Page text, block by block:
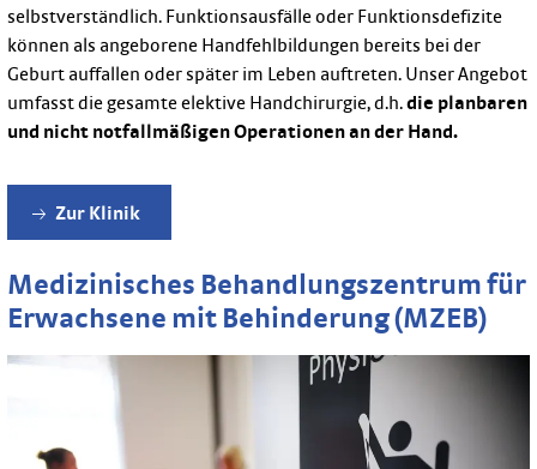
selbstverständlich. Funktionsausfälle oder Funktionsdefizite
können als angeborene Handfehlbildungen bereits bei der
Geburt auffallen oder später im Leben auftreten. Unser Angebot
umfasst die gesamte elektive Handchirurgie, d.h.die planbaren
und nicht notfallmäßigen Operationen an der Hand.
Zur Klinik
Medizinisches Behandlungszentrum für
Erwachsene mit Behinderung (MZEB)